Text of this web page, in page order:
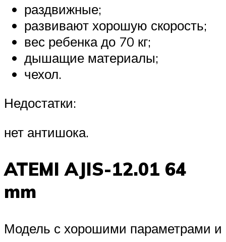
раздвижные;
развивают хорошую скорость;
вес ребенка до 70 кг;
дышащие материалы;
чехол.
Недостатки:
нет антишока.
ATEMI AJIS-12.01 64
mm
Модель с хорошими параметрами и